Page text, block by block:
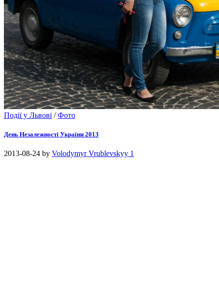
Події у Львові /Фото
День Незалежності України 2013
2013-08-24 by Volodymyr Vrublevskyy 1